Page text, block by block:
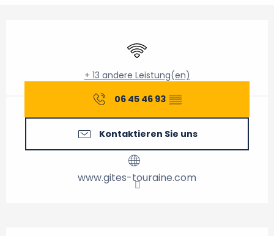
Wi-Fi
+ 13 andere Leistung(en)
06 45 46 93 ▒▒
Kontaktieren Sie uns
www.gites-touraine.com